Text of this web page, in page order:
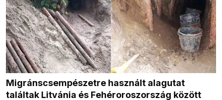
Migránscsempészetre használt alagutat
találtak Litvánia és Fehéroroszország között